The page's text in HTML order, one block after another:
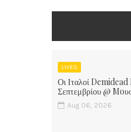
LIVES
Οι Ιταλοί
Σεπτεμβρίου @
Aug 06, 2026